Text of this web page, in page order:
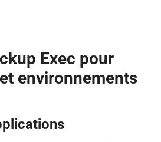
Exec pour
environnements